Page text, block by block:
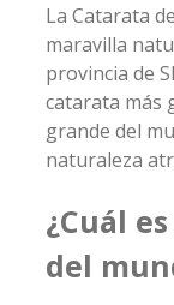
La Catarata
maravilla
provincia de
catarata más
grande del
naturaleza
¿Cuál
del